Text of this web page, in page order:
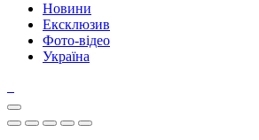
Новини
Ексклюзив
Фото-відео
Україна